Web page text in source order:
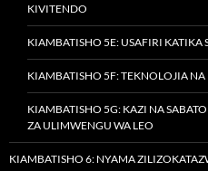
KIVITENDO
KIAMBATISHO 5E: USAFIRI KATIKA
KIAMBATISHO 5F: TEKNOLOJIA
KIAMBATISHO 5G: KAZI NA
ZA ULIMWENGU WA LEO
KIAMBATISHO 6: NYAMA